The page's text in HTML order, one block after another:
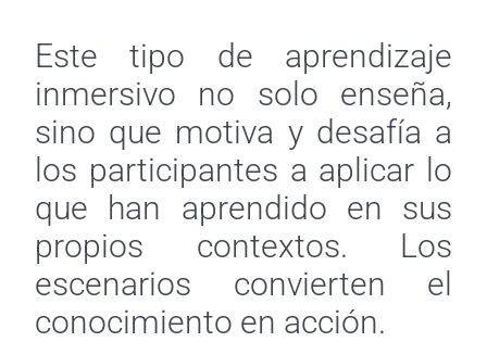
Este tipo de aprendizaje
inmersivo no solo enseña,
sino que motiva y desafía a
los participantes a aplicar lo
que han aprendido en sus
propios contextos. Los
escenarios convierten el
conocimiento en acción.